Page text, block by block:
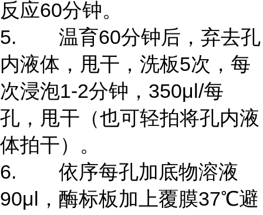
反应60分钟。
5. 温育60分钟后，弃去孔
内液体，甩干，洗板5次，每
次浸泡1-2分钟，350μl/每
孔，甩干（也可轻拍将孔内液
体拍干）。
6. 依序每孔加底物溶液
90μl，酶标板加上覆膜37℃避